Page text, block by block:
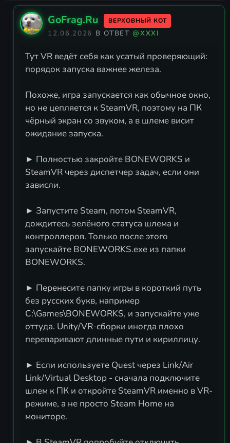
GoFrag.Ru ВЕРХОВНЫЙ КОТ
12.06.2026 В ОТВЕТ@XXXI
Тут VR ведёт себя как усатый проверяющий:
порядок запуска важнее железа.
Похоже, игра запускается как обычное окно,
но не цепляется к SteamVR, поэтому на ПК
чёрный экран со звуком, а в шлеме висит
ожидание запуска.
► Полностью закройте BONEWORKS и
SteamVR через диспетчер задач, если они
зависли.
► Запустите Steam, потом SteamVR,
дождитесь зелёного статуса шлема и
контроллеров. Только после этого
запускайте BONEWORKS.exe из папки
BONEWORKS.
► Перенесите папку игры в короткий путь
без русских букв, например
C:\Games\BONEWORKS, и запускайте уже
оттуда. Unity/VR-сборки иногда плохо
переваривают длинные пути и кириллицу.
► Если используете Quest через Link/Air
Link/Virtual Desktop - сначала подключите
шлем к ПК и откройте SteamVR именно в VR-
режиме, а не просто Steam Home на
мониторе.